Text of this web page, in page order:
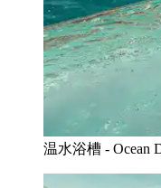
温水浴槽 - Ocean